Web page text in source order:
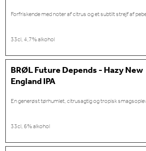
Forfriskende med noter af citrus og et subtilt strejf af
33cl, 4,7% alkohol
BRØL Future Depends - Hazy New
England IPA
En generøst tørhumlet, citrusagtig og tropisk
33cl, 6% alkohol